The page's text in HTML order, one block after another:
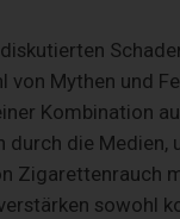
von Mythen und
Kombination
die
Zigarettenrauch
sowohl